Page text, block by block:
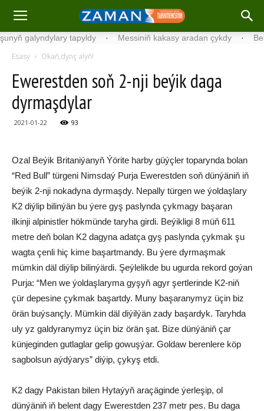
galyndylary tapyldy · Messiniň kakasy aradan çykdy ·
Esasy Okaň,dynç alyň!
Ewerestden soň 2-nji beýik daga
dyrmaşdylar
2021-01-22 93
Ozal Beýik Britaniýanyň Ýörite harby güýçler toparynda bolan
“Red Bull” türgeni Nimsdaý Purja Ewerestden soň dünýäniň iň
beýik 2-nji nokadyna dyrmaşdy. Nepally türgen we ýoldaşlary
K2 diýlip bilinýän bu ýere gyş paslynda çykmagy başaran
ilkinji alpinistler hökmünde taryha girdi. Beýikligi 8 müň 611
metre deň bolan K2 dagyna adatça gyş paslynda çykmak şu
wagta çenli hiç kime başartmandy. Bu ýere dyrmaşmak
mümkin däl diýlip bilinýärdi. Şeýlelikde bu ugurda rekord goýan
Purja: “Men we ýoldaşlaryma gyşyň agyr şertlerinde K2-niň
çür depesine çykmak başartdy. Muny başaranymyz üçin biz
örän buýsançly. Mümkin däl diýilýän zady başardyk. Taryhda
uly yz galdyranymyz üçin biz örän şat. Bize dünýäniň çar
künjeginden gutlaglar gelip gowuşýar. Goldaw berenlere köp
sagbolsun aýdýarys” diýip, çykyş etdi.
K2 dagy Pakistan bilen Hytaýyň araçäginde ýerleşip, ol
dünýäniň iň belent dagy Ewerestden 237 metr pes. Bu daga